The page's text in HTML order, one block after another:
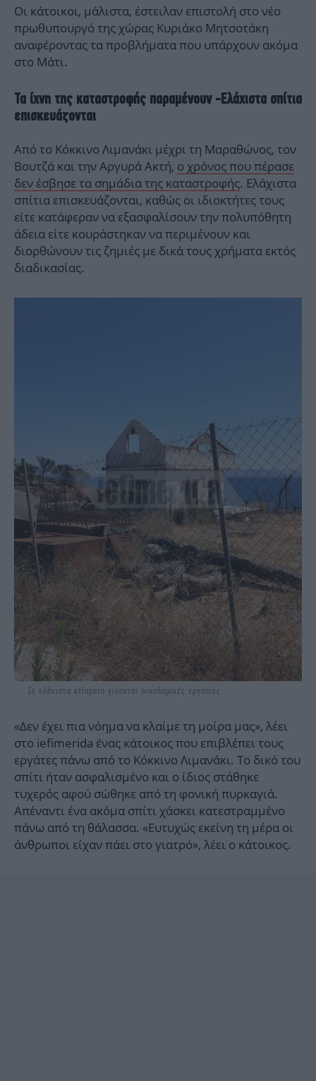
Οι κάτοικοι, μάλιστα, έστειλαν επιστολή στο νέο
πρωθυπουργό της χώρας Κυριάκο Μητσοτάκη
αναφέροντας τα προβλήματα που υπάρχουν ακόμα
στο Μάτι.
Τα ίχνη της καταστροφής παραμένουν -Ελάχιστα σπίτια
επισκευάζονται
Από το Κόκκινο Λιμανάκι μέχρι τη Μαραθώνος, τον
Βουτζά και την Αργυρά Ακτή, ο χρόνος που πέρασε
δεν έσβησε τα σημάδια της καταστροφής. Ελάχιστα
σπίτια επισκευάζονται, καθώς οι ιδιοκτήτες τους
είτε κατάφεραν να εξασφαλίσουν την πολυπόθητη
άδεια είτε κουράστηκαν να περιμένουν και
διορθώνουν τις ζημιές με δικά τους χρήματα εκτός
διαδικασίας.
Σε ελάχιστα κτίσματα γίνονται οικοδομικές εργασίες
«Δεν έχει πια νόημα να κλαίμε τη μοίρα μας», λέει
στο iefimerida ένας κάτοικος που επιβλέπει τους
εργάτες πάνω από το Κόκκινο Λιμανάκι. Το δικό του
σπίτι ήταν ασφαλισμένο και ο ίδιος στάθηκε
τυχερός αφού σώθηκε από τη φονική πυρκαγιά.
Απέναντι ένα ακόμα σπίτι χάσκει κατεστραμμένο
πάνω από τη θάλασσα. «Ευτυχώς εκείνη τη μέρα οι
άνθρωποι είχαν πάει στο γιατρό», λέει ο κάτοικος.